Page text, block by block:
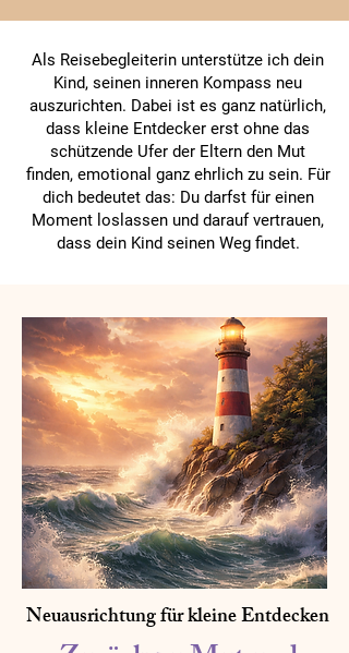
Als Reisebegleiterin unterstütze ich dein
Kind, seinen inneren Kompass neu
auszurichten. Dabei ist es ganz natürlich,
dass kleine Entdecker erst ohne das
schützende Ufer der Eltern den Mut
finden, emotional ganz ehrlich zu sein. Für
dich bedeutet das: Du darfst für einen
Moment loslassen und darauf vertrauen,
dass dein Kind seinen Weg findet.
Neuausrichtung für kleine Entdecken